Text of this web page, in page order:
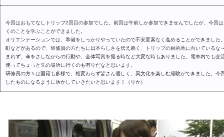
今回はおもてなしトリップ2回目の参加でした。前回は午前しか参加できませんでしたが、今回
くのことを学ぶことができました。
オリエンテーションでは、準備をしっかりやっていたので不安要素なく進めることができました
町などがあるので、研修員の方たちに日本らしさを伝え易く、トリップの目的地に向いているな
まれず、傘をさしながらの行動や、全体写真を撮る時など大変な時もありました。電車内でも交
使ってちょっと先の場所に行くのも有りだなと思います。
研修員の方々は国籍も多様で、相変わらず皆さん優しく、異文化を楽しむ経験ができました。今
したものになるように活かしていきたいと思います！（りか）